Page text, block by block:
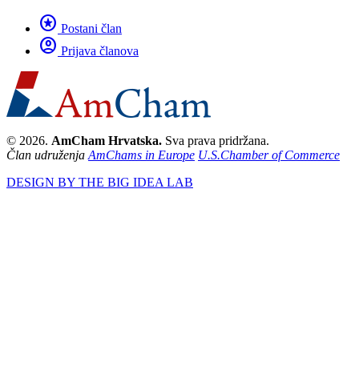
stars Postani član
account_circle Prijava članova
© 2026. AmCham Hrvatska. Sva prava pridržana.
Član udruženja AmChams in Europe U.S.Chamber of Commerce
DESIGN BY THE BIG IDEA LAB